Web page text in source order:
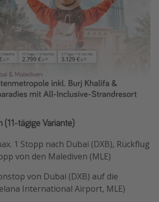
(11-tägige Variante)
1 Stopp nach Dubai (DXB), Rückflug
von den Malediven (MLE)
von Dubai (DXB) auf die
International Airport, MLE)